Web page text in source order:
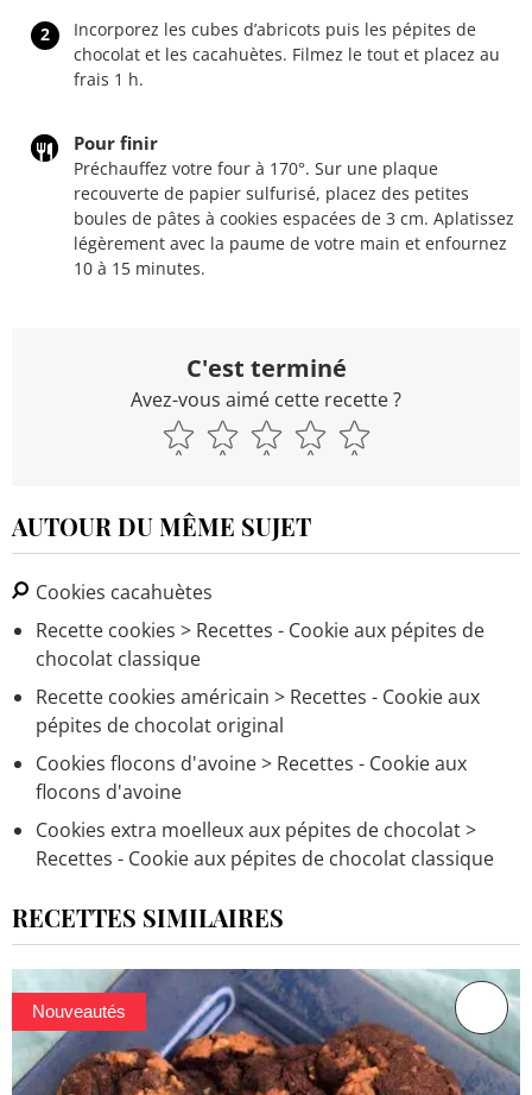
2
Incorporez les cubes d’abricots puis les pépites de
chocolat et les cacahuètes. Filmez le tout et placez au
frais 1 h.
Pour finir
Préchauffez votre four à 170°. Sur une plaque
recouverte de papier sulfurisé, placez des petites
boules de pâtes à cookies espacées de 3 cm. Aplatissez
légèrement avec la paume de votre main et enfournez
10 à 15 minutes.
C'est terminé
Avez-vous aimé cette recette ?
AUTOUR DU MÊME SUJET
Cookies cacahuètes
Recette cookies > Recettes - Cookie aux pépites de
chocolat classique
Recette cookies américain > Recettes - Cookie aux
pépites de chocolat original
Cookies flocons d'avoine> Recettes - Cookie aux
flocons d'avoine
Cookies extra moelleux aux pépites de chocolat>
Recettes - Cookie aux pépites de chocolat classique
RECETTES SIMILAIRES
Nouveautés